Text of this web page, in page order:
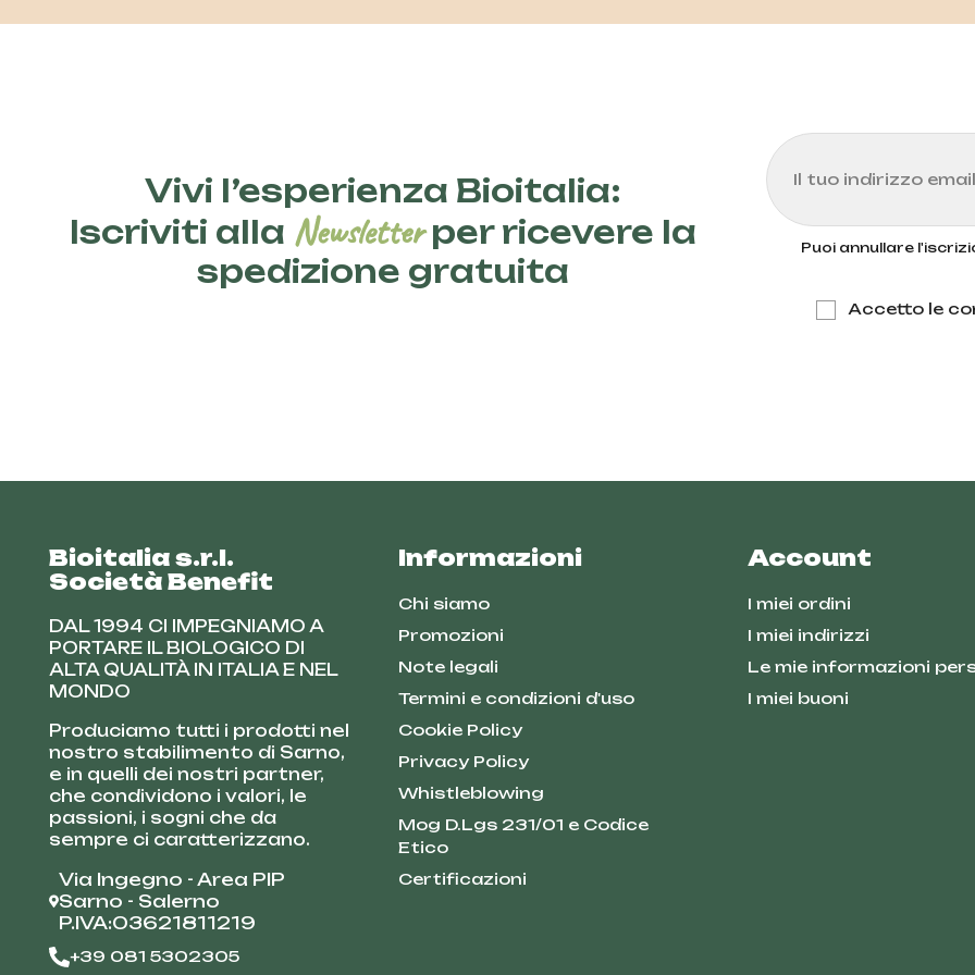
Vivi l’esperienza Bioitalia:
Iscriviti alla Newsletterper ricevere la
spedizione gratuita
Puoi annullare
Accetto le
Bioitalia s.r.l.
Società Benefit
DAL 1994 CI IMPEGNIAMO A
PORTARE IL BIOLOGICO DI
ALTA QUALITÀ IN ITALIA E NEL
MONDO
Produciamo tutti i prodotti nel
nostro stabilimento di Sarno,
e in quelli dei nostri partner,
che condividono i valori, le
passioni, i sogni che da
sempre ci caratterizzano.
Via Ingegno - Area PIP
Sarno - Salerno
P.IVA:03621811219
+39 081 5302305
Informazioni
Chi siamo
Promozioni
Note legali
Termini e condizioni d'uso
Cookie Policy
Privacy Policy
Whistleblowing
Mog D.Lgs 231/01 e Codice
Etico
Certificazioni
Account
I miei ordini
I miei indirizzi
Le mie informazioni
I miei buoni